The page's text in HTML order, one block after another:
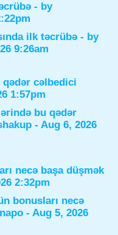
- by
ilk təcrübə - by
9:26am
cəlbedici
1:57pm
bu qədər
- Aug 6, 2026
necə başa düşmək
2:32pm
bonusları necə
- Aug 5, 2026